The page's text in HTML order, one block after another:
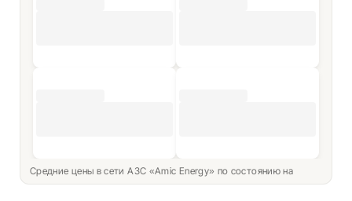
Средние цены в сети АЗС «Amic Energy» по состоянию на